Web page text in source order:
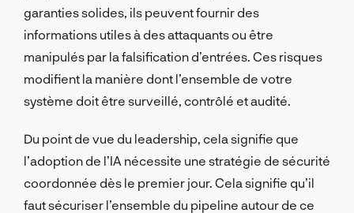
garanties solides, ils peuvent fournir des
informations utiles à des attaquants ou être
manipulés par la falsification d’entrées. Ces risques
modifient la manière dont l’ensemble de votre
système doit être surveillé, contrôlé et audité.
Du point de vue du leadership, cela signifie que
l’adoption de l’IA nécessite une stratégie de sécurité
coordonnée dès le premier jour. Cela signifie qu’il
faut sécuriser l’ensemble du pipeline autour de ce